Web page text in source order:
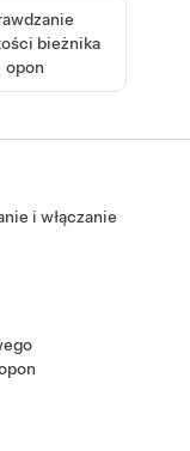
bieżnika
opon
i włączanie